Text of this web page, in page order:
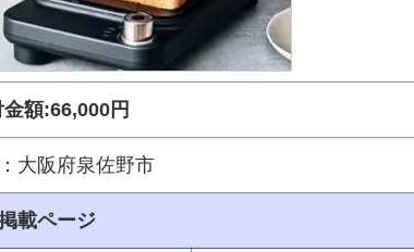
額:66,000円
大阪府泉佐野市
載ページ